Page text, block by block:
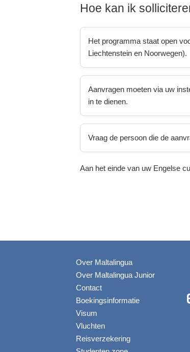
Hoe kan ik
Het programma staat open
Liechtenstein en Noorwegen).
Aanvragen moeten via uw
in te dienen.
Vraag de persoon die de
Aan het einde van uw Engelse
Over Maltalingua
Over Maltalingua Junior
Contact
Boekingsinformatie
Visum
Vluchten
Reisverzekering